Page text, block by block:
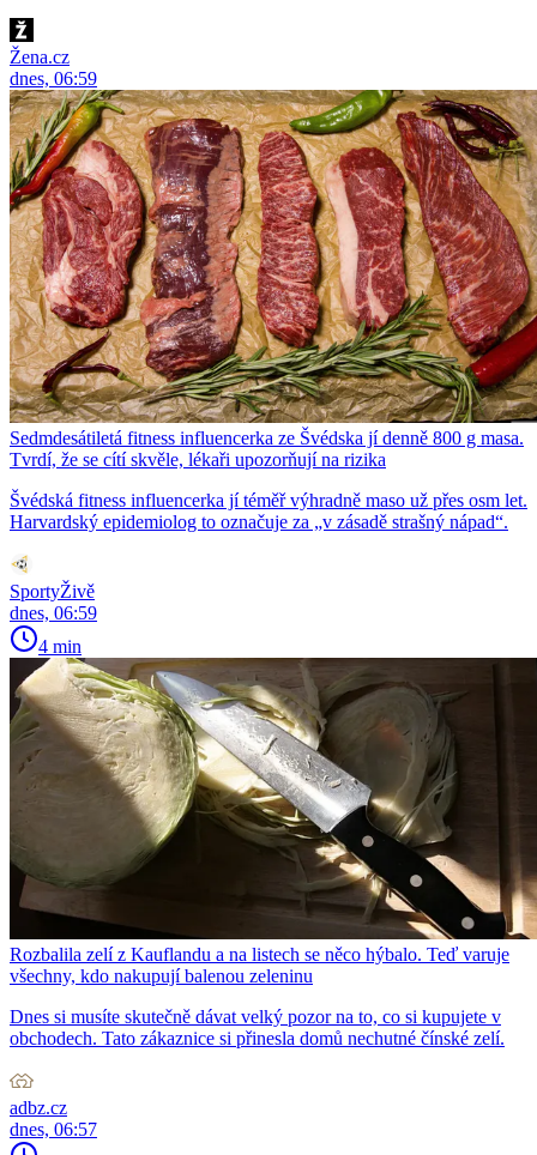
Žena.cz
dnes, 06:59
Sedmdesátiletá fitness influencerka ze Švédska jí denně 800 g masa.
Tvrdí, že se cítí skvěle, lékaři upozorňují na rizika
Švédská fitness influencerka jí téměř výhradně maso už přes osm let.
Harvardský epidemiolog to označuje za „v zásadě strašný nápad“.
SportyŽivě
dnes, 06:59
4 min
Rozbalila zelí z Kauflandu a na listech se něco hýbalo. Teď varuje
všechny, kdo nakupují balenou zeleninu
Dnes si musíte skutečně dávat velký pozor na to, co si kupujete v
obchodech. Tato zákaznice si přinesla domů nechutné čínské zelí.
adbz.cz
dnes, 06:57